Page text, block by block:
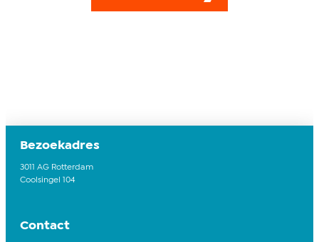
Bezoekadres
3011 AG Rotterdam
Coolsingel 104
Contact